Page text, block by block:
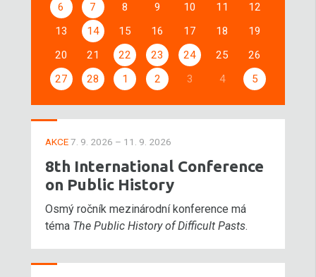
6
7 8 9 10 11
12
13
14 15 16 17 18
19
20
21 22 23 24 25
26
27
28 1 2 3 4 5
AKCE7. 9. 2026 – 11. 9. 2026
8th International Conference
on Public History
Osmý ročník mezinárodní konference má
téma The Public History of Difficult Pasts.